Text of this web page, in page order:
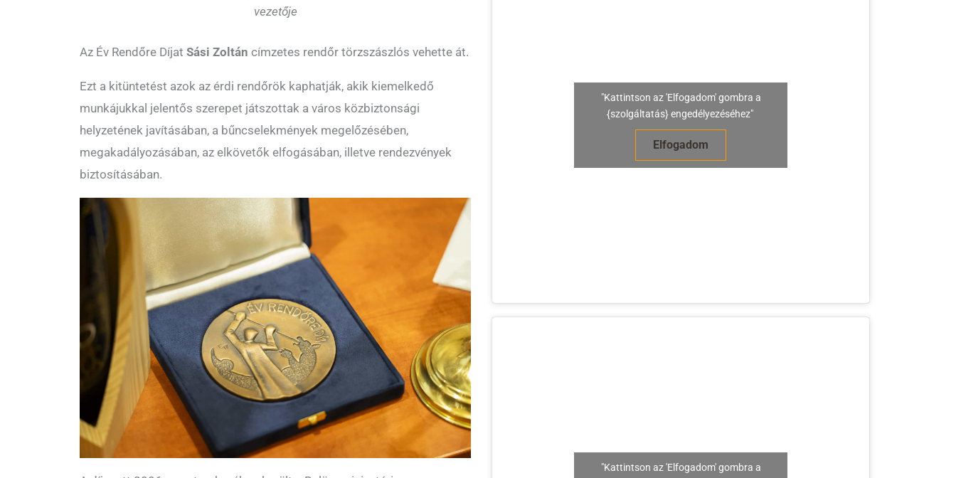
vezetője
Az Év Rendőre Díjat Sási Zoltán címzetes rendőr törzszászlós vehette át.
Ezt a kitüntetést azok az érdi rendőrök kaphatják, akik kiemelkedő
munkájukkal jelentős szerepet játszottak a város közbiztonsági
helyzetének javításában, a bűncselekmények megelőzésében,
megakadályozásában, az elkövetők elfogásában, illetve rendezvények
biztosításában.
"Kattintson az 'Elfogadom' gombra a
{szolgáltatás} engedélyezéséhez"
Elfogadom
"Kattintson az 'Elfogadom' gombra a